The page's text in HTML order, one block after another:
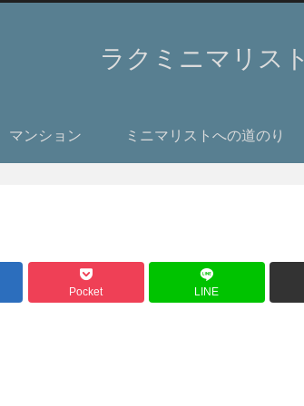
ラクミニマリスト
マンション ミニマリストへの道のり
Pocket LINE